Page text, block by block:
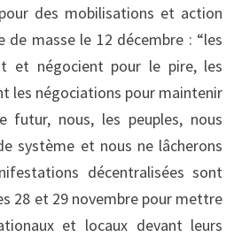
des mobilisations et action
de masse le 12 décembre : “les
et négocient pour le pire, les
les négociations pour maintenir
futur, nous, les peuples, nous
système et nous ne lâcherons
décentralisées sont
28 et 29 novembre pour mettre
et locaux devant leurs